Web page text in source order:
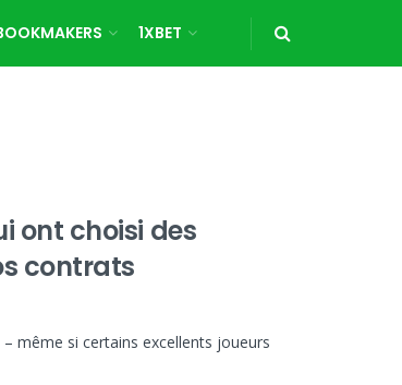
1XBET
ont choisi des
contrats
même si certains excellents joueurs